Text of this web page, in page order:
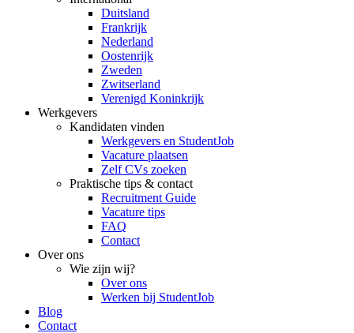
Duitsland
Frankrijk
Nederland
Oostenrijk
Zweden
Zwitserland
Verenigd Koninkrijk
Werkgevers
Kandidaten vinden
Werkgevers en StudentJob
Vacature plaatsen
Zelf CVs zoeken
Praktische tips & contact
Recruitment Guide
Vacature tips
FAQ
Contact
Over ons
Wie zijn wij?
Over ons
Werken bij StudentJob
Blog
Contact